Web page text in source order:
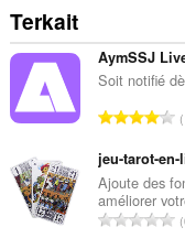
Terkait
AymSSJ
Soit notifié
J
l
a
h
jeu-tarot-en-
Ajoute des
améliorer
J